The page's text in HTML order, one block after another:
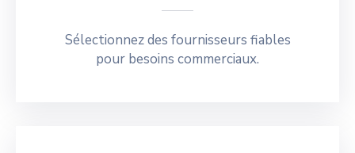
Sélectionnez des fournisseurs fiables
pour besoins commerciaux.